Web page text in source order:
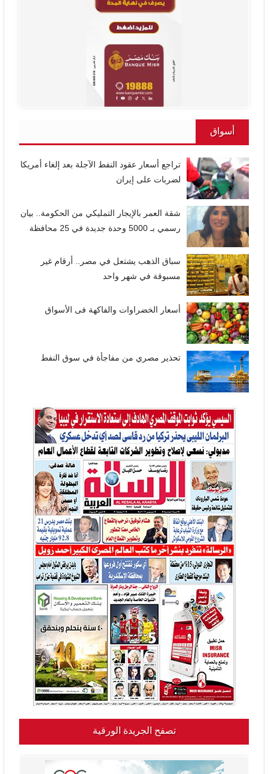
أسواق
تراجع أسعار عقود النفط الآجلة بعد إلغاء أمريكا
لضربات على إيران
شقة العمر بالإيجار التمليكي من الحكومة.. بيان
رسمي بـ 5000 وحدة جديدة في 25 محافظة
سباق الذهب يشتعل في مصر.. أرقام غير
مسبوقة في شهر واحد
أسعار الخضراوات والفاكهة فى الأسواق
تحذير مصري من مفاجأة في سوق النفط
تصفح الجريدة الورقية